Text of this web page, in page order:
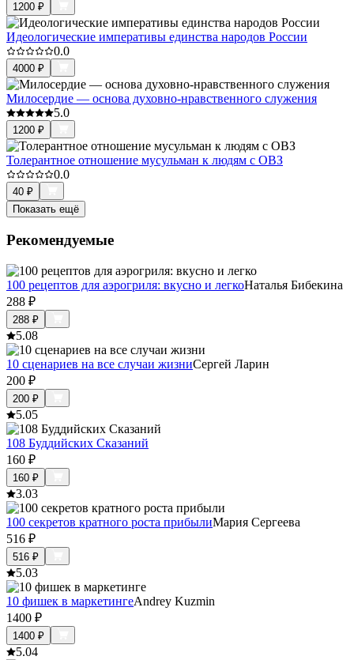
1200 ₽
Идеологические императивы единства народов России
0.0
4000 ₽
Милосердие — основа духовно-нравственного служения
5.0
1200 ₽
Толерантное отношение мусульман к людям с ОВЗ
0.0
40 ₽
Показать ещё
Рекомендуемые
100 рецептов для аэрогриля: вкусно и легкоНаталья Бибекина
288 ₽
288 ₽
5.08
10 сценариев на все случаи жизниСергей Ларин
200 ₽
200 ₽
5.05
108 Буддийских Сказаний
160 ₽
160 ₽
3.03
100 секретов кратного роста прибылиМария Сергеева
516 ₽
516 ₽
5.03
10 фишек в маркетингеAndrey Kuzmin
1400 ₽
1400 ₽
5.04